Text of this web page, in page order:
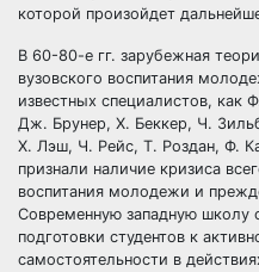
которой произойдет
В 60-80-е гг. зарубежная
вузовского воспитания
известных специалистов,
Дж. Брунер, X. Беккер, Ч.
X. Лэш, Ч. Рейс, Т. Роздан, Ф.
признали наличие кризиса
воспитания молодежи и
Современную западную школу
подготовки студентов к
самостоятельности в